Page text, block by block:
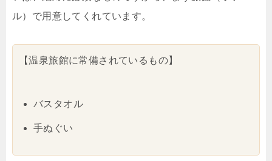
ル）で用意してくれています。
【温泉旅館に常備されているもの】
バスタオル
手ぬぐい